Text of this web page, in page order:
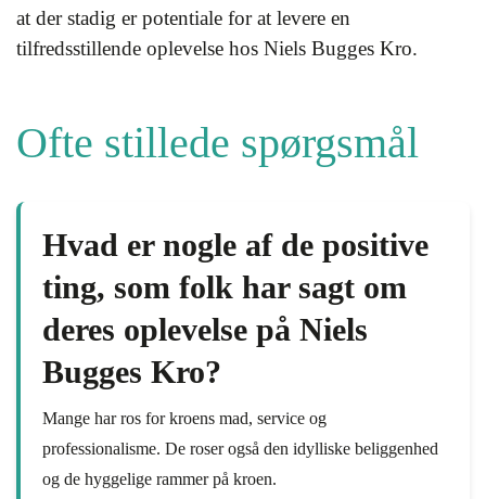
at der stadig er potentiale for at levere en
tilfredsstillende oplevelse hos Niels Bugges Kro.
Ofte stillede spørgsmål
Hvad er nogle af de positive
ting, som folk har sagt om
deres oplevelse på Niels
Bugges Kro?
Mange har ros for kroens mad, service og
professionalisme. De roser også den idylliske beliggenhed
og de hyggelige rammer på kroen.